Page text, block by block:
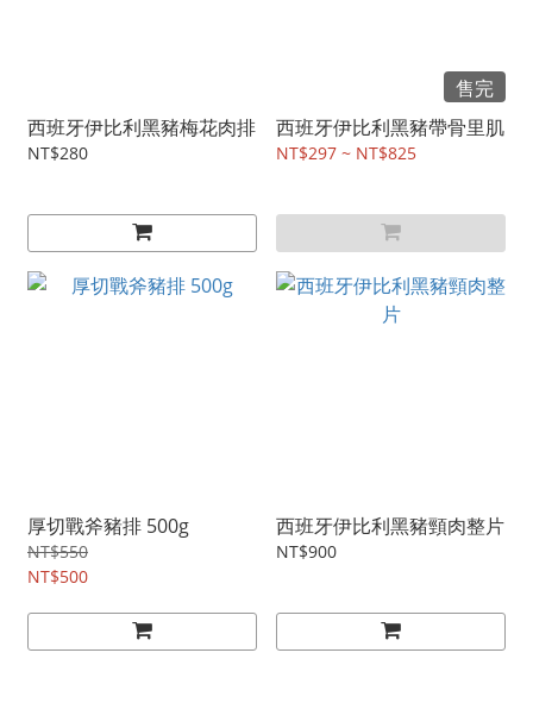
西班牙伊比利黑豬梅花肉排
NT$280
售完
西班牙伊比利黑豬帶骨里肌
NT$297 ~ NT$825
厚切戰斧豬排 500g
NT$550
NT$500
西班牙伊比利黑豬頸肉整片
NT$900